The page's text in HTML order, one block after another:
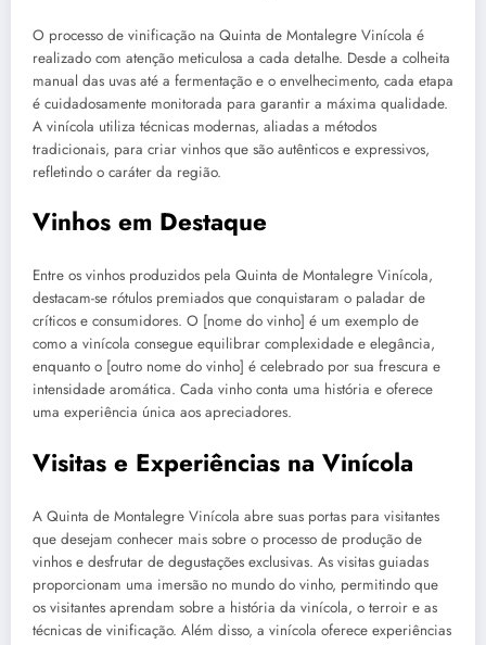
O processo de vinificação na Quinta de Montalegre Vinícola é
realizado com atenção meticulosa a cada detalhe. Desde a colheita
manual das uvas até a fermentação e o envelhecimento, cada etapa
é cuidadosamente monitorada para garantir a máxima qualidade.
A vinícola utiliza técnicas modernas, aliadas a métodos
tradicionais, para criar vinhos que são autênticos e expressivos,
refletindo o caráter da região.
Vinhos em Destaque
Entre os vinhos produzidos pela Quinta de Montalegre Vinícola,
destacam-se rótulos premiados que conquistaram o paladar de
críticos e consumidores. O [nome do vinho] é um exemplo de
como a vinícola consegue equilibrar complexidade e elegância,
enquanto o [outro nome do vinho] é celebrado por sua frescura e
intensidade aromática. Cada vinho conta uma história e oferece
uma experiência única aos apreciadores.
Visitas e Experiências na Vinícola
A Quinta de Montalegre Vinícola abre suas portas para visitantes
que desejam conhecer mais sobre o processo de produção de
vinhos e desfrutar de degustações exclusivas. As visitas guiadas
proporcionam uma imersão no mundo do vinho, permitindo que
os visitantes aprendam sobre a história da vinícola, o terroir e as
técnicas de vinificação. Além disso, a vinícola oferece experiências